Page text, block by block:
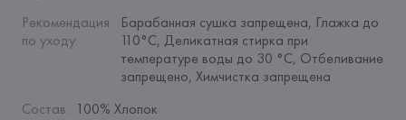
Рекомендация
по уходу:
Барабанная сушка запрещена, Глажка до
110°C, Деликатная стирка при
температуре воды до 30 °C, Отбеливание
запрещено, Химчистка запрещена
Состав: 100% Хлопок